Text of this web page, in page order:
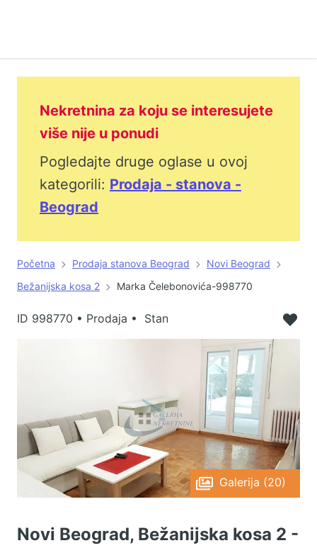
Nekretnina za koju se interesujete
više nije u ponudi
Pogledajte druge oglase u ovoj
kategorili: Prodaja - stanova -
Beograd
Početna Prodaja stanova Beograd
Novi Beograd
Bežanijska kosa 2
Marka Čelebonovića-998770
ID 998770 • Prodaja • Stan
Galerija (20)
Novi Beograd, Bežanijska kosa 2 -